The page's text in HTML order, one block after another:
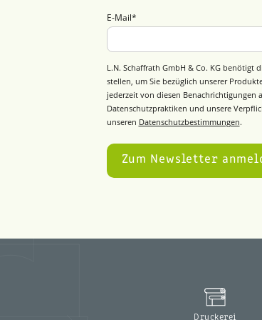
E-Mail*
L.N. Schaffrath GmbH & Co. KG
stellen, um Sie bezüglich unserer
jederzeit von diesen
Datenschutzpraktiken und unsere
unseren Datenschutzbestimmungen.
Druckerei